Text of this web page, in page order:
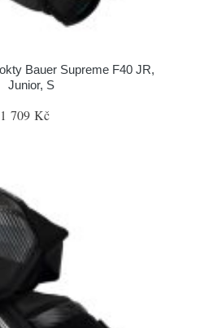
Bauer Supreme F40 JR,
Junior, S
1 709 Kč